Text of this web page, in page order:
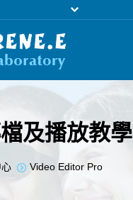
下載中心
及播放教學
Video Editor Pro